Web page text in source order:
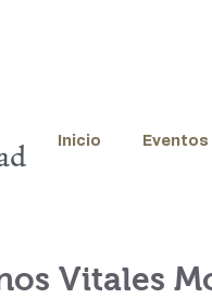
Inicio Eventos
Vitales